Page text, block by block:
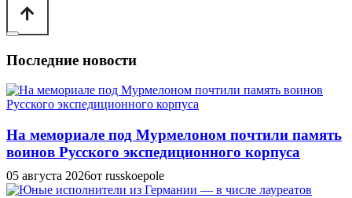
Последние новости
На мемориале под Мурмелоном почтили память
воинов Русского экспедиционного корпуса
05 августа 2026от russkoepole